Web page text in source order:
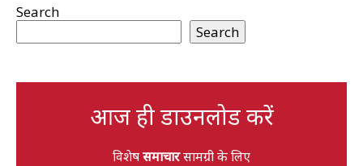
Search
Search
आज ही डाउनलोड करें
विशेषसमाचारसामग्री के लिए